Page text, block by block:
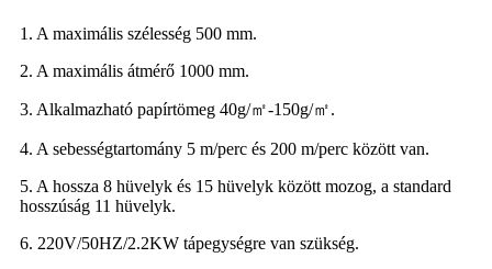
1. A maximális szélesség 500 mm.
2. A maximális átmérő 1000 mm.
3. Alkalmazható papírtömeg 40g/㎡-150g/㎡.
4. A sebességtartomány 5 m/perc és 200 m/perc között van.
5. A hossza 8 hüvelyk és 15 hüvelyk között mozog, a standard
hosszúság 11 hüvelyk.
6. 220V/50HZ/2.2KW tápegységre van szükség.